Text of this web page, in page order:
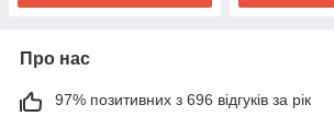
Про нас
97% позитивних з 696 відгуків за рік